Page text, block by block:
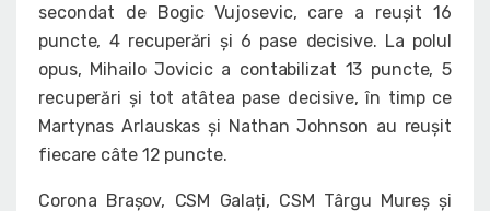
secondat de Bogic Vujosevic, care a reușit 16
puncte, 4 recuperări și 6 pase decisive. La polul
opus, Mihailo Jovicic a contabilizat 13 puncte, 5
recuperări și tot atâtea pase decisive, în timp ce
Martynas Arlauskas și Nathan Johnson au reușit
fiecare câte 12 puncte.
Corona Brașov, CSM Galați, CSM Târgu Mureș și